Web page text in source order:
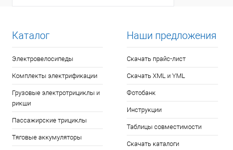
Каталог
Электровелосипеды
Комплекты электрификации
Грузовые электротрициклы и
рикши
Пассажирские трициклы
Тяговые аккумуляторы
Наши предложения
Скачать прайс-лист
Скачать XML и YML
Фотобанк
Инструкции
Таблицы совместимости
Скачать каталоги